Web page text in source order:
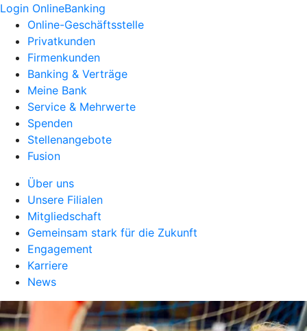
Login OnlineBanking
Online-Geschäftsstelle
Privatkunden
Firmenkunden
Banking & Verträge
Meine Bank
Service & Mehrwerte
Spenden
Stellenangebote
Fusion
Über uns
Unsere Filialen
Mitgliedschaft
Gemeinsam stark für die Zukunft
Engagement
Karriere
News